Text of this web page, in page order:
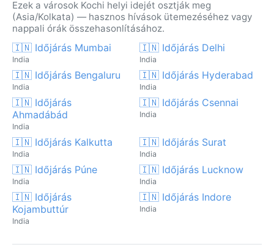
Ezek a városok Kochi helyi idejét osztják meg
(Asia/Kolkata) — hasznos hívások ütemezéséhez vagy
nappali órák összehasonlításához.
🇮🇳 Időjárás Mumbai
India
🇮🇳 Időjárás Delhi
India
🇮🇳 Időjárás Bengaluru
India
🇮🇳 Időjárás Hyderabad
India
🇮🇳 Időjárás
Ahmadábád
India
🇮🇳 Időjárás Csennai
India
🇮🇳 Időjárás Kalkutta
India
🇮🇳 Időjárás Surat
India
🇮🇳 Időjárás Púne
India
🇮🇳 Időjárás Lucknow
India
🇮🇳 Időjárás
Kojambuttúr
India
🇮🇳 Időjárás Indore
India